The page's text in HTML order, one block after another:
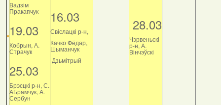
Вадзім
Пракапчук
19.03
Кобрын, А.
Страчук
25.03
Брэсцкі р-н, С.
АБрамчук, А.
Сербун
16.03
Свіслацкі р-н,
Качко Фёдар,
Шыманчук
Дзьмітрый
28.03
Чэрвеньскі
р-н, А.
Вінчэўскі